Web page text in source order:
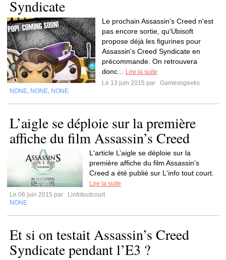
Syndicate
Le prochain Assassin's Creed n'est
pas encore sortie, qu'Ubisoft
propose déjà les figurines pour
Assassin's Creed Syndicate en
précommande. On retrouvera
donc...
Lire la suite
Le 13 juin 2015 par
Gamesngeeks
NONE NONE NONE
L’aigle se déploie sur la première
affiche du film Assassin’s Creed
L'article L’aigle se déploie sur la
première affiche du film Assassin’s
Creed a été publié sur L'info tout court.
Lire la suite
Le 06 juin 2015 par
Linfotoutcourt
NONE
Et si on testait Assassin’s Creed
Syndicate pendant l’E3 ?